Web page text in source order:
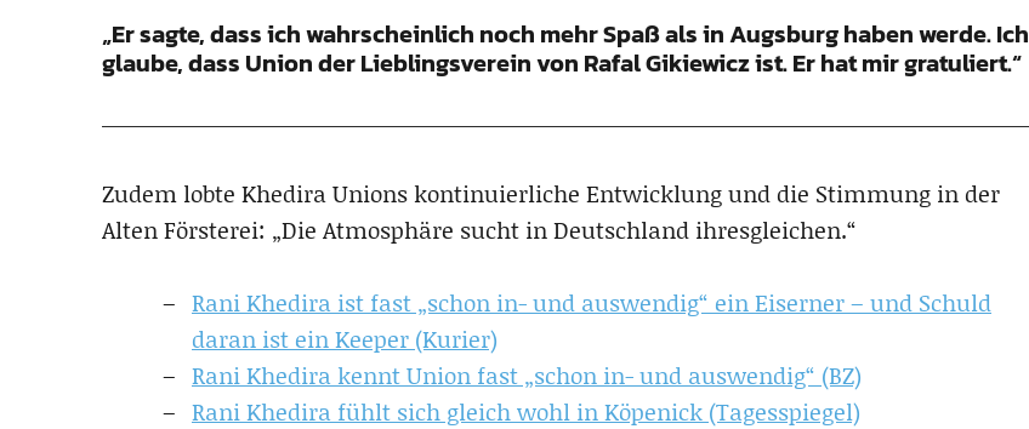
„Er sagte, dass ich wahrscheinlich noch mehr Spaß als in Augsburg haben werde. Ich
glaube, dass Union der Lieblingsverein von Rafal Gikiewicz ist. Er hat mir gratuliert.“
Zudem lobte Khedira Unions kontinuierliche Entwicklung und die Stimmung in der
Alten Försterei: „Die Atmosphäre sucht in Deutschland ihresgleichen.“
Rani Khedira ist fast „schon in- und auswendig“ ein Eiserner – und Schuld
daran ist ein Keeper (Kurier)
Rani Khedira kennt Union fast „schon in- und auswendig“ (BZ)
Rani Khedira fühlt sich gleich wohl in Köpenick (Tagesspiegel)